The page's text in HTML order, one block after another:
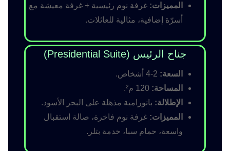
المميزات: غرفة نوم رئيسية + غرفة معيشة مع
أسرّة إضافية، مثالية للعائلات.
جناح الرئيس (Presidential Suite)
السعة:
المساحة:
الإطلالة: بانورامية مذهلة على البحر الأسود.
المميزات: غرفة نوم فاخرة، صالة استقبال
واسعة، حمام سبا، خدمة بتلر.